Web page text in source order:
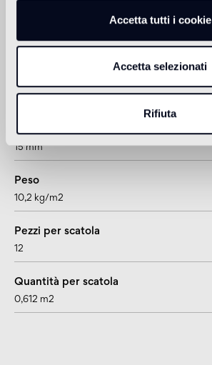
Accetta tutti i cookie
Accetta selezionati
Rifiuta
Informazioni tecniche
doga
Spessore
15 mm
Peso
10,2 kg/m2
Pezzi per scatola
12
Quantità per scatola
0,612 m2